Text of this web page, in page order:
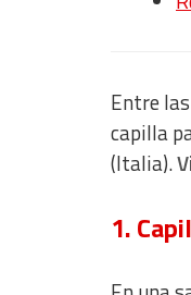
Entre
capilla
(Italia).
1.